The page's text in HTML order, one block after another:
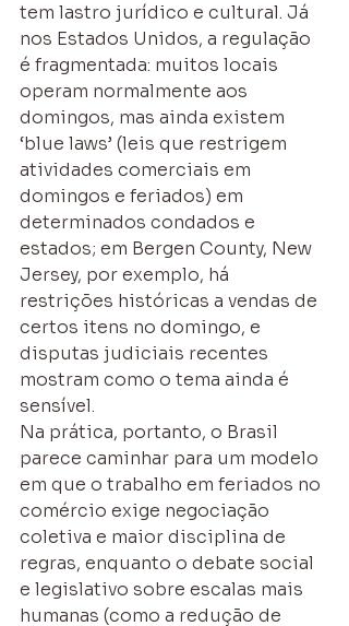
tem lastro jurídico e cultural. Já
nos Estados Unidos, a regulação
é fragmentada: muitos locais
operam normalmente aos
domingos, mas ainda existem
‘blue laws’ (leis que restrigem
atividades comerciais em
domingos e feriados) em
determinados condados e
estados; em Bergen County, New
Jersey, por exemplo, há
restrições históricas a vendas de
certos itens no domingo, e
disputas judiciais recentes
mostram como o tema ainda é
sensível.
Na prática, portanto, o Brasil
parece caminhar para um modelo
em que o trabalho em feriados no
comércio exige negociação
coletiva e maior disciplina de
regras, enquanto o debate social
e legislativo sobre escalas mais
humanas (como a redução de